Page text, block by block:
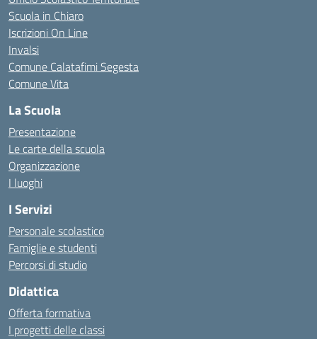
Scuola in Chiaro
Iscrizioni On Line
Invalsi
Comune Calatafimi Segesta
Comune Vita
La Scuola
Presentazione
Le carte della scuola
Organizzazione
I luoghi
I Servizi
Personale scolastico
Famiglie e studenti
Percorsi di studio
Didattica
Offerta formativa
I progetti delle classi